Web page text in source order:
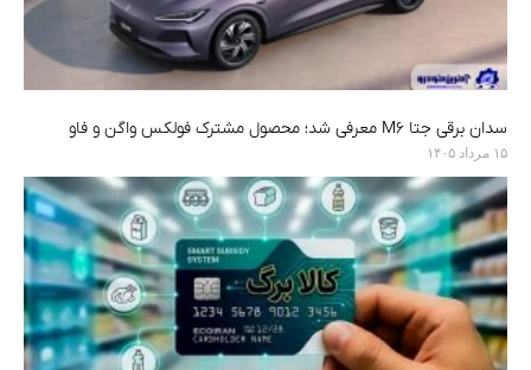
سدان برقی جتا M6 معرفی شد؛ محصول مشترک فولکس واگن و فاو
۱۵ مرداد ۱۴۰۵